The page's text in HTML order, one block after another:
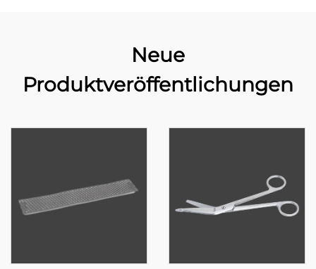
Neue
Produktveröffentlichungen